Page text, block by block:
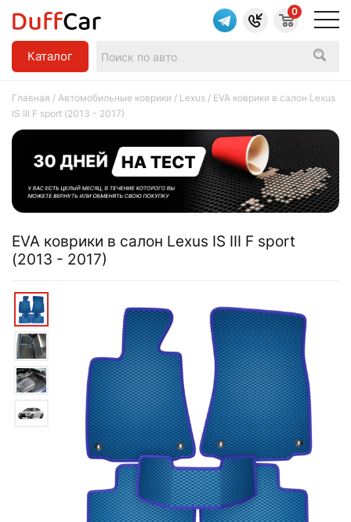
Каталог
0
Главная / Автомобильные коврики / Lexus / EVA коврики в салон Lexus
IS III F sport (2013 - 2017)
EVA коврики в салон Lexus IS III F sport
(2013 - 2017)